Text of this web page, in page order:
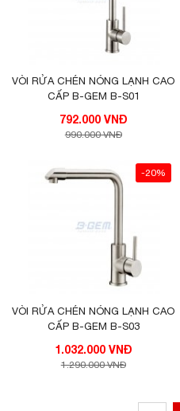
VÒI RỬA CHÉN NÓNG LẠNH CAO
CẤP B-GEM B-S01
792.000 VNĐ
990.000 VNĐ
-20%
VÒI RỬA CHÉN NÓNG LẠNH CAO
CẤP B-GEM B-S03
1.032.000 VNĐ
1.290.000 VNĐ